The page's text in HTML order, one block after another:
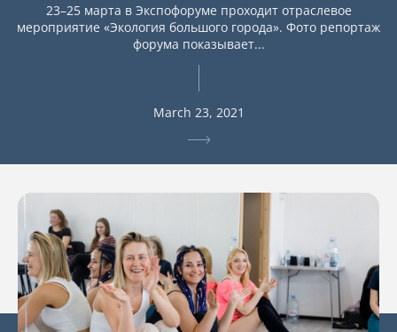
23–25 марта в Экспофоруме проходит отраслевое
мероприятие «Экология большого города». Фото репортаж
форума показывает...
March 23, 2021